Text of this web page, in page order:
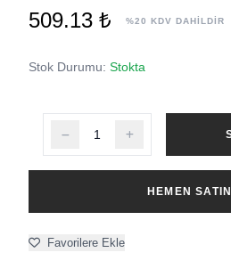
509.13 ₺
%20 KDV DAHİLDİR
Stok Durumu: Stokta
HEMEN
Favorilere Ekle